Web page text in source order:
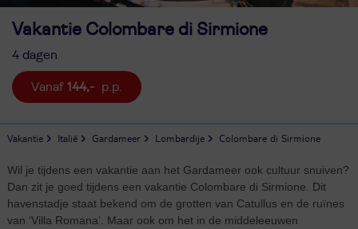
Vakantie Colombare di Sirmione
4 dagen
144,-
Vakantie Italië Gardameer Lombardije Colombare di Sirmione
Wil je tijdens een vakantie aan het Gardameer ook cultuur snuiven?
Dan zit je goed tijdens een vakantie Colombare di Sirmione. Dit
havenstadje staat bekend om de grotten van Catullus en de ruïnes
van ‘Villa Romana’. Maar ook om het in de middeleeuwen